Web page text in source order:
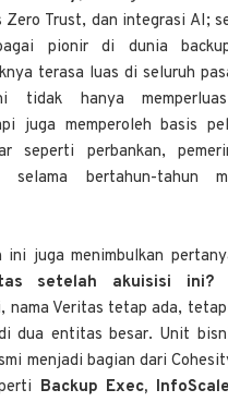
Zero Trust, dan integrasi AI;
pionir di dunia
terasa luas di seluruh
tidak hanya memperluas
juga memperoleh basis
seperti perbankan,
bertahun-tahun
ini juga menimbulkan
setelah akuisisi ini?
nama Veritas tetap ada,
dua entitas besar. Unit
menjadi bagian dari
Backup Exec,